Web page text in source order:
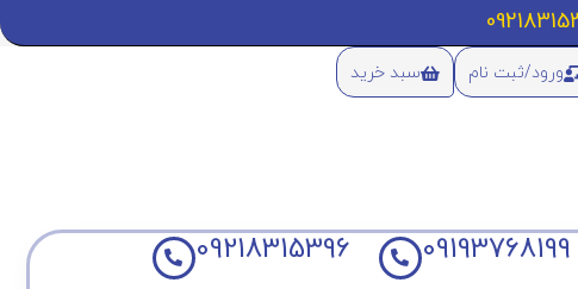
ورود/ثبت نام سبد خرید
09193768199
09218315396